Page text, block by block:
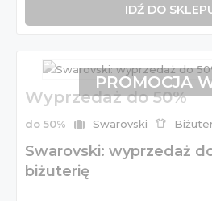
IDŹ DO
Wyprzedaż do 50%
do 50% Swarovski
Swarovski: wyprzedaż
biżuterię
PROMOCJA